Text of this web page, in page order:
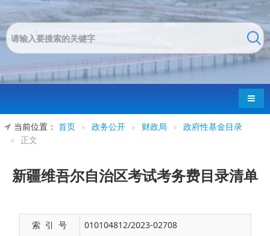
导航
当前位置： 首页 » 政务公开 » 财政局 » 政府性基金目录
»
正文
新疆维吾尔自治区考试考务费目录清单
索 引 号
010104812/2023-02708